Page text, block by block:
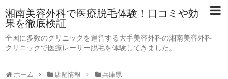
湘南美容外科で医療脱毛体験！口コミや効
果を徹底検証
全国に多数のクリニックを運営する大手美容外科の湘南美容外科
クリニックで医療レーザー脱毛を体験してきました。
ホーム 店舗情報 兵庫県